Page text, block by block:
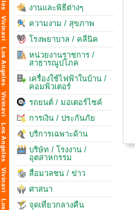
งานและพิธีต่างๆ
ความงาม / สุขภาพ
โรงพยาบาล / คลีนิค
หน่วยงานราชการ /
สาธารณูปโภค
เครื่องใช้ไฟฟ้าในบ้าน /
คอมพิวเตอร์
รถยนต์ / มอเตอร์ไซค์
การเงิน / ประกันภัย
บริการเฉพาะด้าน
บริษัท / โรงงาน /
อุตสาหกรรม
สื่อมวลชน / ข่าว
ศาสนา
จุดเที่ยวกลางคืน